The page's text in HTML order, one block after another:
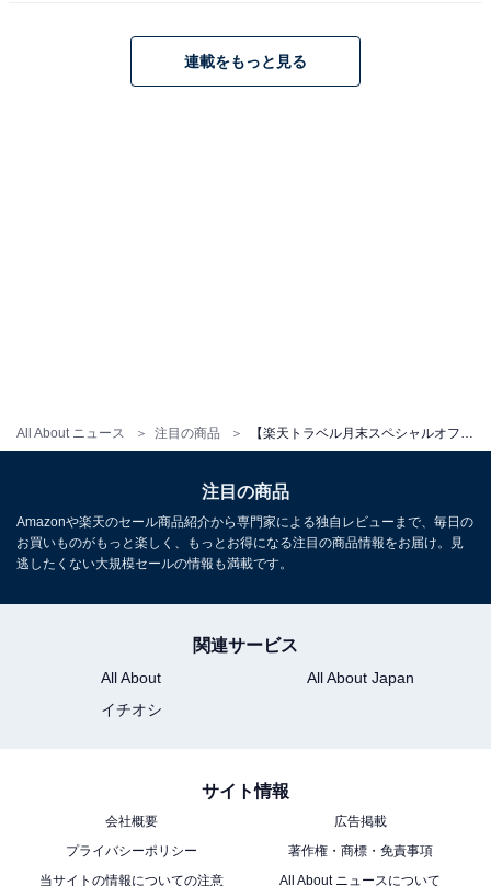
All About ニュース 注目の商品
連載をもっと見る
注目の商品
Amazonや楽天のセール商品紹介から専門家による独自レビューまで、毎日の
お買いものがもっと楽しく、もっとお得になる注目の商品情報をお届け。見
逃したくない大規模セールの情報も満載です。
関連サービス
All About
All About Japan
イチオシ
サイト情報
会社概要
広告掲載
プライバシーポリシー
著作権・商標・免責事項
当サイトの情報についての注意
All About ニュースについて